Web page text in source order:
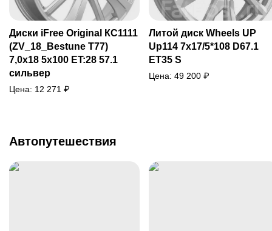
Диски iFree Original КС1111
(ZV_18_Bestune T77)
7,0x18 5x100 ET:28 57.1
сильвер
Цена: 12 271 ₽
Литой диск Wheels UP
Up114 7x17/5*108 D67.1
ET35 S
Цена: 49 200 ₽
Автопутешествия